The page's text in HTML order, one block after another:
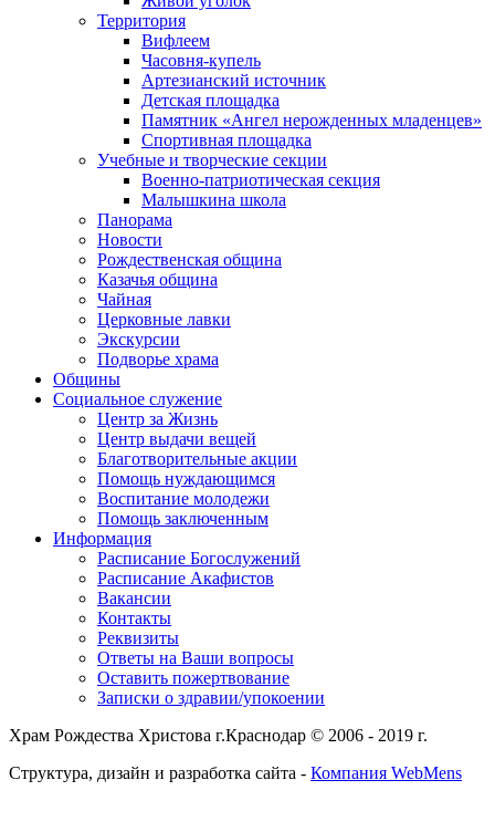
Территория
Вифлеем
Часовня-купель
Артезианский источник
Детская площадка
Памятник «Ангел нерожденных младенцев»
Спортивная площадка
Учебные и творческие секции
Военно-патриотическая секция
Малышкина школа
Панорама
Новости
Рождественская община
Казачья община
Чайная
Церковные лавки
Экскурсии
Подворье храма
Общины
Социальное служение
Центр за Жизнь
Центр выдачи вещей
Благотворительные акции
Помощь нуждающимся
Воспитание молодежи
Помощь заключенным
Информация
Расписание Богослужений
Расписание Акафистов
Вакансии
Контакты
Реквизиты
Ответы на Ваши вопросы
Оставить пожертвование
Записки о здравии/упокоении
Храм Рождества Христова г.Краснодар © 2006 - 2019 г.
Структура, дизайн и разработка сайта - Компания WebMens